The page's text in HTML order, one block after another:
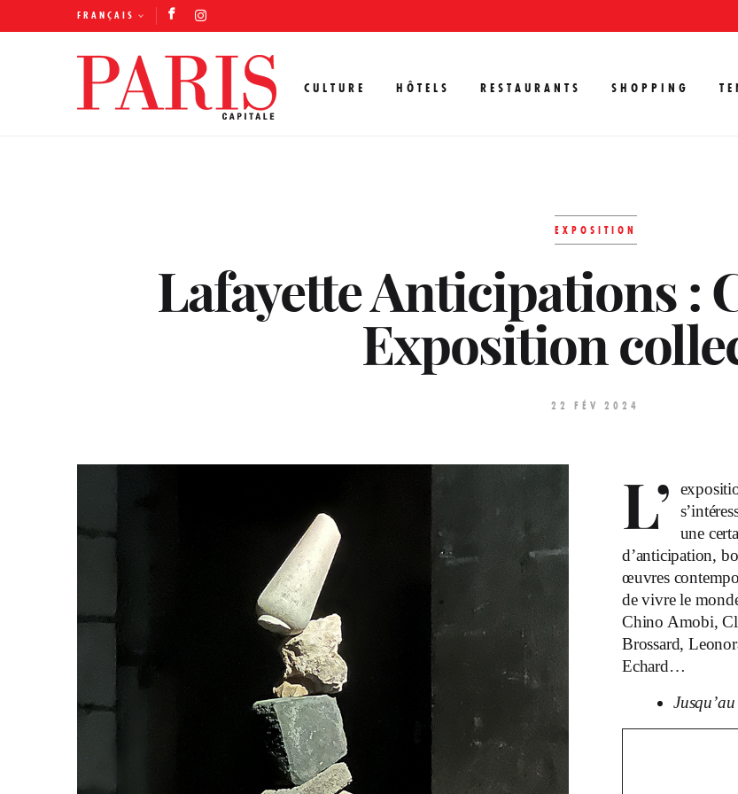
FRANÇAIS
CULTURE HÔTELS RESTAURANTS SHOPPING
EXPOSITION
Lafayette Anticipations :
Exposition
22 FÉV 2024
L’
une
d’anticipation,
œuvres
de vivre le
Chino Amobi,
Brossard,
Echard…